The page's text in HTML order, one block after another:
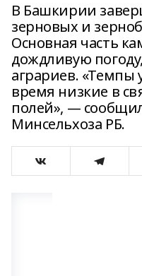
В Башкирии
зерновых и
Основная часть
дождливую
аграриев. «Темпы
время низкие в
полей», —
Минсельхоза РБ.